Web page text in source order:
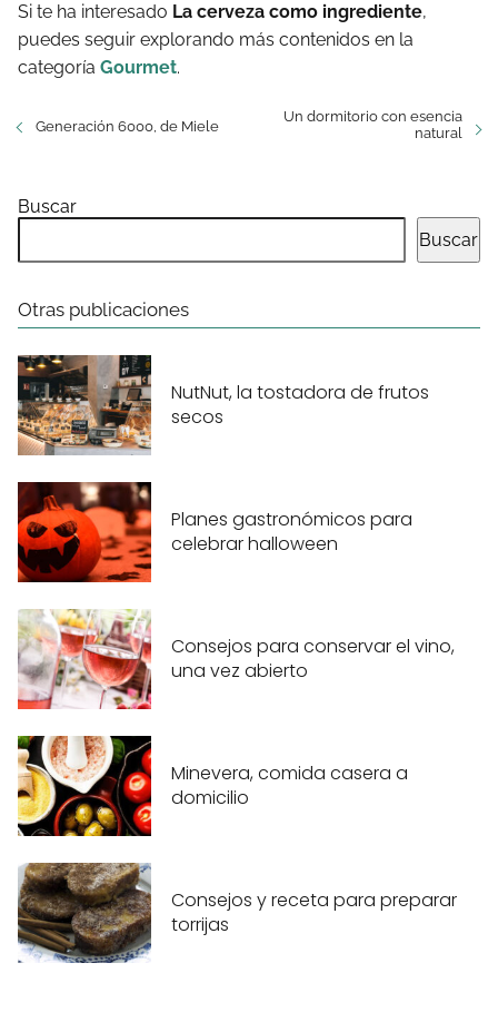
Si te ha interesado La cerveza como ingrediente,
puedes seguir explorando más contenidos en la
categoría Gourmet.
Generación 6000, de Miele
Un dormitorio con esencia
natural
Buscar
Buscar
Otras publicaciones
NutNut, la tostadora de frutos
secos
Planes gastronómicos para
celebrar halloween
Consejos para conservar el vino,
una vez abierto
Minevera, comida casera a
domicilio
Consejos y receta para preparar
torrijas